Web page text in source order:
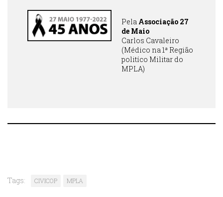
Pela Associação 27
de Maio
Carlos Cavaleiro
(Médico na 1ª Região
politíco Militar do
MPLA)
Tags: CIVICOP MPLA